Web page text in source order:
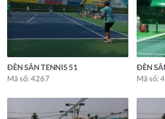
ĐÈN SÂN TENNIS 51
Mã số: 4267
ĐÈN
Mã số: